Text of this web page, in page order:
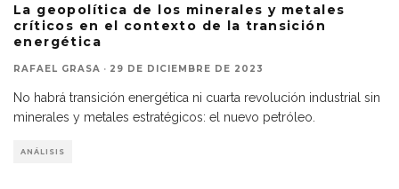
La geopolítica de los minerales y metales
críticos en el contexto de la transición
energética
RAFAEL GRASA · 29 DE DICIEMBRE DE 2023
No habrá transición energética ni cuarta revolución industrial sin
minerales y metales estratégicos: el nuevo petróleo.
ANÁLISIS